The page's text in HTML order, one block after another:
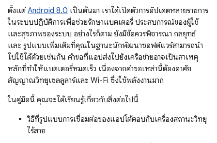
ตั้งแต่ Android 8.0 เป็นต้นมา เราได้เปิดตัวการอัปเดตหลายรายการ
ในระบบปฏิบัติการเพื่อช่วยรักษาแบตเตอรี่ ประสบการณ์ของผู้ใช้
และสุขภาพของระบบ อย่างไรก็ตาม ยังมีข้อควรพิจารณา กลยุทธ์
และ รูปแบบเพิ่มเติมที่คุณในฐานะนักพัฒนาซอฟต์แวร์สามารถนำ
ไปใช้ได้ด้วยเช่นกัน คำขอที่แอปส่งไปยังเครือข่ายอาจเป็นสาเหตุ
หลักที่ทำให้แบตเตอรี่หมดเร็ว เนื่องจากคำขอเหล่านี้ต้องอาศัย
สัญญาณวิทยุเซลลูลาร์และ Wi-Fi ซึ่งใช้พลังงานมาก
ในคู่มือนี้ คุณจะได้เรียนรู้เกี่ยวกับสิ่งต่อไปนี้
วิธีที่รูปแบบการเชื่อมต่อของแอปโต้ตอบกับเครื่องสถานะวิทยุ
ไร้สาย